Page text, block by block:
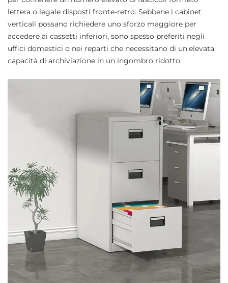
lettera o legale disposti fronte-retro. Sebbene i cabinet
verticali possano richiedere uno sforzo maggiore per
accedere ai cassetti inferiori, sono spesso preferiti negli
uffici domestici o nei reparti che necessitano di un'elevata
capacità di archiviazione in un ingombro ridotto.